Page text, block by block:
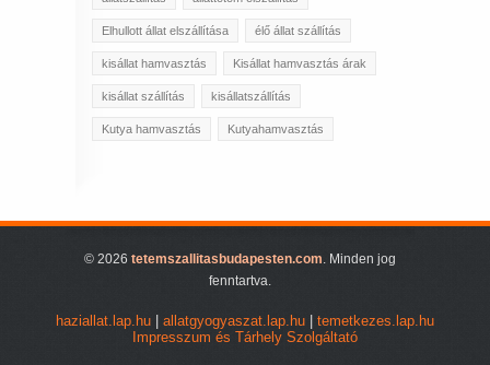
Elhullott állat elszállítása élő állat szállítás
kisállat hamvasztás Kisállat hamvasztás árak
kisállat szállítás kisállatszállítás
Kutya hamvasztás Kutyahamvasztás
© 2026 tetemszallitasbudapesten.com . Minden jog
fenntartva.
haziallat.lap.hu allatgyogyaszat.lap.hu
temetkezes.lap.hu
Impresszum és Tárhely Szolgáltató